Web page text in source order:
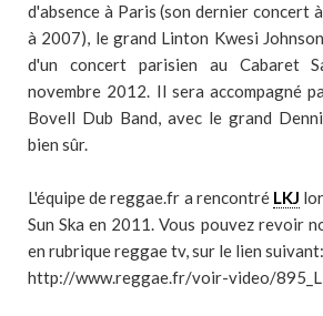
d'absence à Paris (son dernier concert
à 2007), le grand Linton Kwesi
d'un concert parisien au Cabaret
novembre 2012. Il sera accompagné
Bovell Dub Band, avec le grand
bien sûr.
L'équipe de reggae.fr a rencontré LKJ
Sun Ska en 2011. Vous pouvez revoir
en rubrique reggae tv, sur le lien suivant:
http://www.reggae.fr/voir-video/